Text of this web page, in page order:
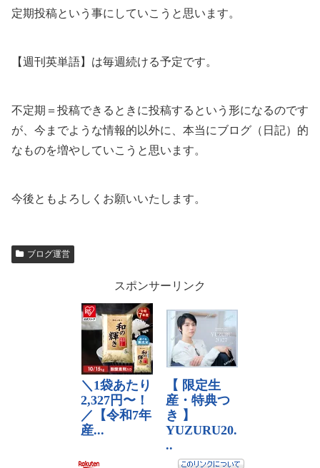
定期投稿という事にしていこうと思います。
【週刊英単語】は毎週続ける予定です。
不定期＝投稿できるときに投稿するという形になるのです
が、今までような情報的以外に、本当にブログ（日記）的
なものを増やしていこうと思います。
今後ともよろしくお願いいたします。
ブログ運営
スポンサーリンク